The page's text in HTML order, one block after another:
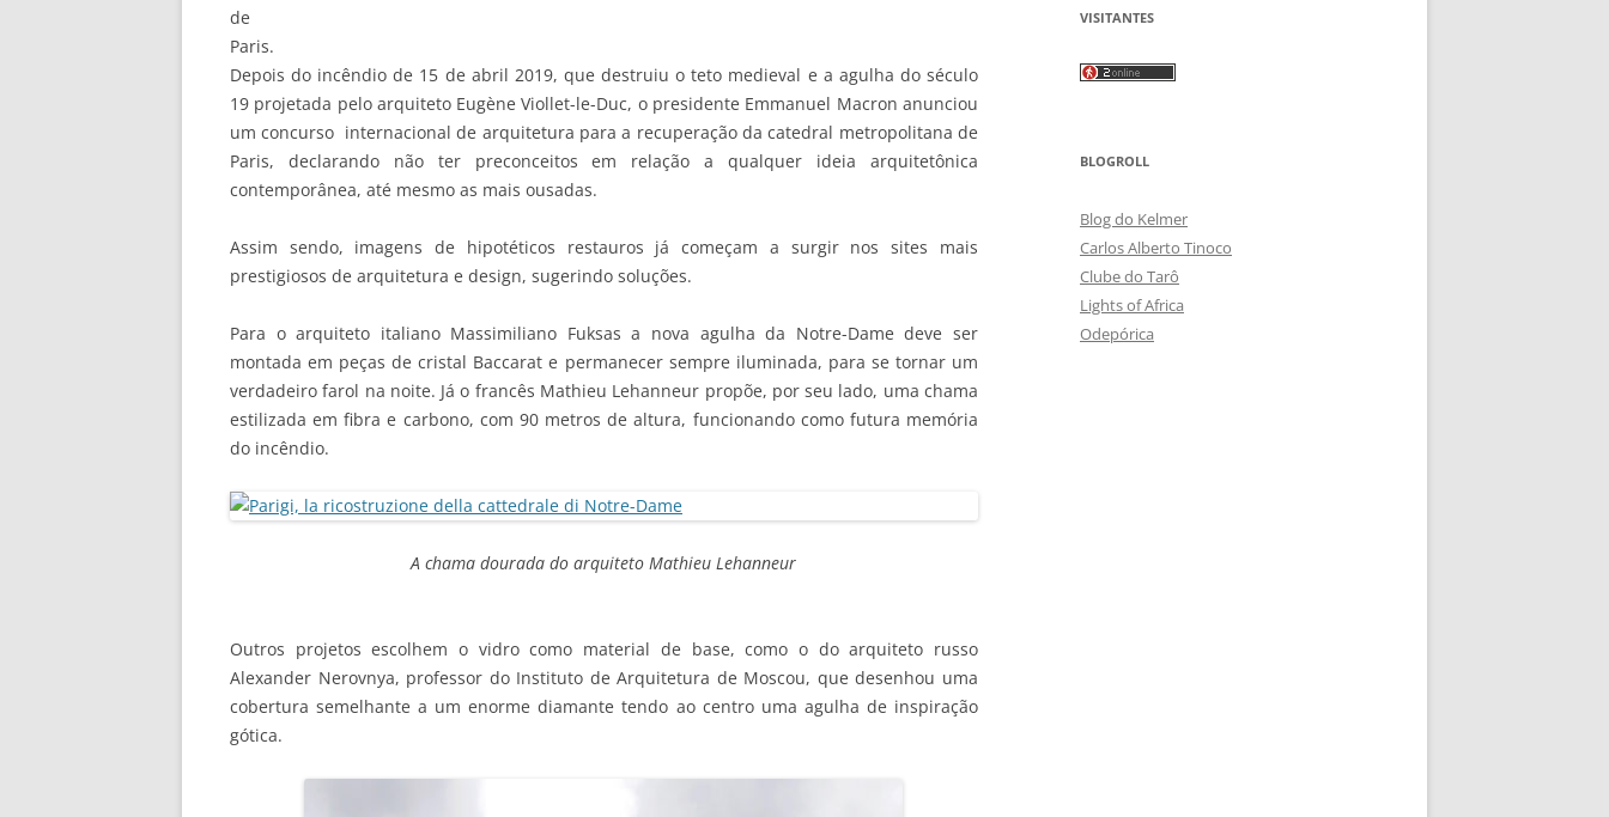
de
Paris.
Depois do incêndio de 15 de abril 2019, que destruiu o teto medieval e a agulha do século
19 projetada pelo arquiteto Eugène Viollet-le-Duc, o presidente Emmanuel Macron anunciou
um concurso internacional de arquitetura para a recuperação da catedral metropolitana de
Paris, declarando não ter preconceitos em relação a qualquer ideia arquitetônica
contemporânea, até mesmo as mais ousadas.
Assim sendo, imagens de hipotéticos restauros já começam a surgir nos sites mais
prestigiosos de arquitetura e design, sugerindo soluções.
Para o arquiteto italiano Massimiliano Fuksas a nova agulha da Notre-Dame deve ser
montada em peças de cristal Baccarat e permanecer sempre iluminada, para se tornar um
verdadeiro farol na noite. Já o francês Mathieu Lehanneur propõe, por seu lado, uma chama
estilizada em fibra e carbono, com 90 metros de altura, funcionando como futura memória
do incêndio.
A chama dourada do arquiteto Mathieu Lehanneur
Outros projetos escolhem o vidro como material de base, como o do arquiteto russo
Alexander Nerovnya, professor do Instituto de Arquitetura de Moscou, que desenhou uma
cobertura semelhante a um enorme diamante tendo ao centro uma agulha de inspiração
gótica.
VISITANTES
BLOGROLL
Blog do Kelmer
Carlos Alberto Tinoco
Clube do Tarô
Lights of Africa
Odepórica